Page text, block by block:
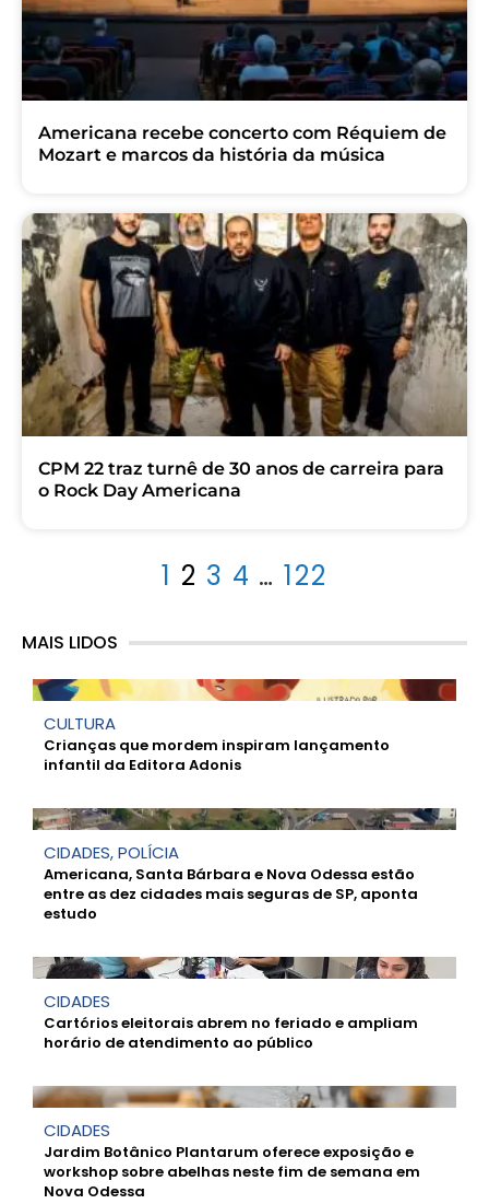
Americana recebe concerto com Réquiem de
Mozart e marcos da história da música
CPM 22 traz turnê de 30 anos de carreira para
o Rock Day Americana
1 2 3 4 … 122
MAIS LIDOS
CULTURA
Crianças que mordem inspiram lançamento
infantil da Editora Adonis
CIDADES,POLÍCIA
Americana, Santa Bárbara e Nova Odessa estão
entre as dez cidades mais seguras de SP, aponta
estudo
CIDADES
Cartórios eleitorais abrem no feriado e ampliam
horário de atendimento ao público
CIDADES
Jardim Botânico Plantarum oferece exposição e
workshop sobre abelhas neste fim de semana em
Nova Odessa